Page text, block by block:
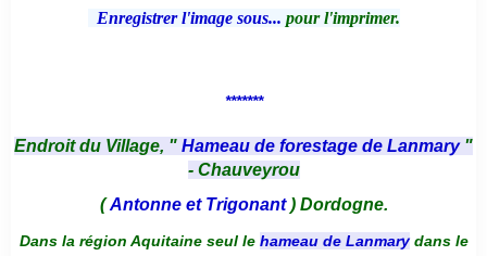
Enregistrer l'image sous... pour l'imprimer.
*******
Endroit du Village, " Hameau de forestage de Lanmary "
- Chauveyrou
(Antonne et Trigonant) Dordogne.
Dans la région Aquitaine seul le hameau de Lanmarydans le